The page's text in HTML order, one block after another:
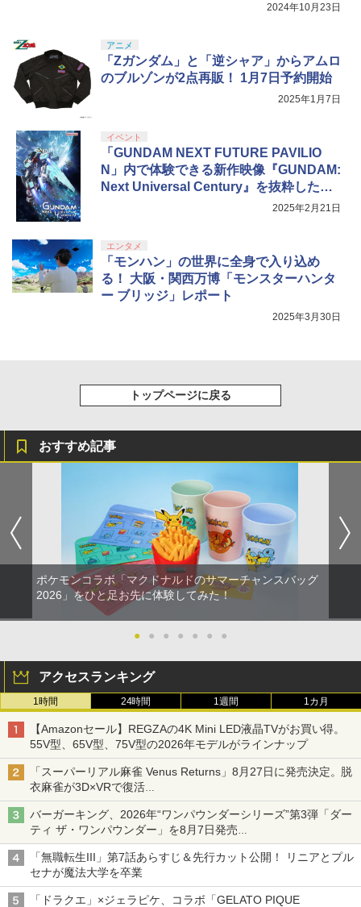
5
ラー (カーボンブラック)
劇場版「鬼滅の刃」無限城編 第一章 猗
￥8,698
第三章 蛇神 (オリジナル特典:オリジナル
巾着＋メーカー特典:【坤と離】二振りの
剣、十翼より来たる！スタジオ描き下ろ
しイラストボード付) [DVD]
2024年10月23日
アニメ
「Zガンダム」と「逆シャア」からアムロ
のブルゾンが2点再販！ 1月7日予約開始
2025年1月7日
イベント
「GUNDAM NEXT FUTURE PAVILIO
N」内で体験できる新作映像『GUNDAM:
Next Universal Century』を抜粋したPV
2025年2月21日
エンタメ
「モンハン」の世界に全身で入り込め
る！ 大阪・関西万博「モンスターハンタ
ー ブリッジ」レポート
2025年3月30日
トップページに戻る
おすすめ記事
ポケモンコラボ「マクドナルドのサマーチャンスバッグ
2026」をひと足お先に体験してみた！
● ● ● ● ● ● ●
アクセスランキング
1時間 24時間 1週間 1カ月
【Amazonセール】REGZAの4K Mini LED液晶TVがお買い得。
55V型、65V型、75V型の2026年モデルがラインナップ
「スーパーリアル麻雀 Venus Returns」8月27日に発売決定。脱
衣麻雀が3D×VRで復活
発売から2週間は20%オフになるセールが実施
バーガーキング、2026年“ワンパウンダーシリーズ”第3弾「ダー
ティ ザ・ワンパウンダー」を8月7日発売
「特製ガーリックマヨソース」を使用した超大型チーズバーガー
「無職転生III」第7話あらすじ＆先行カット公開！ リニアとプル
セナが魔法大学を卒業
「ドラクエ」×ジェラピケ、コラボ「GELATO PIQUE